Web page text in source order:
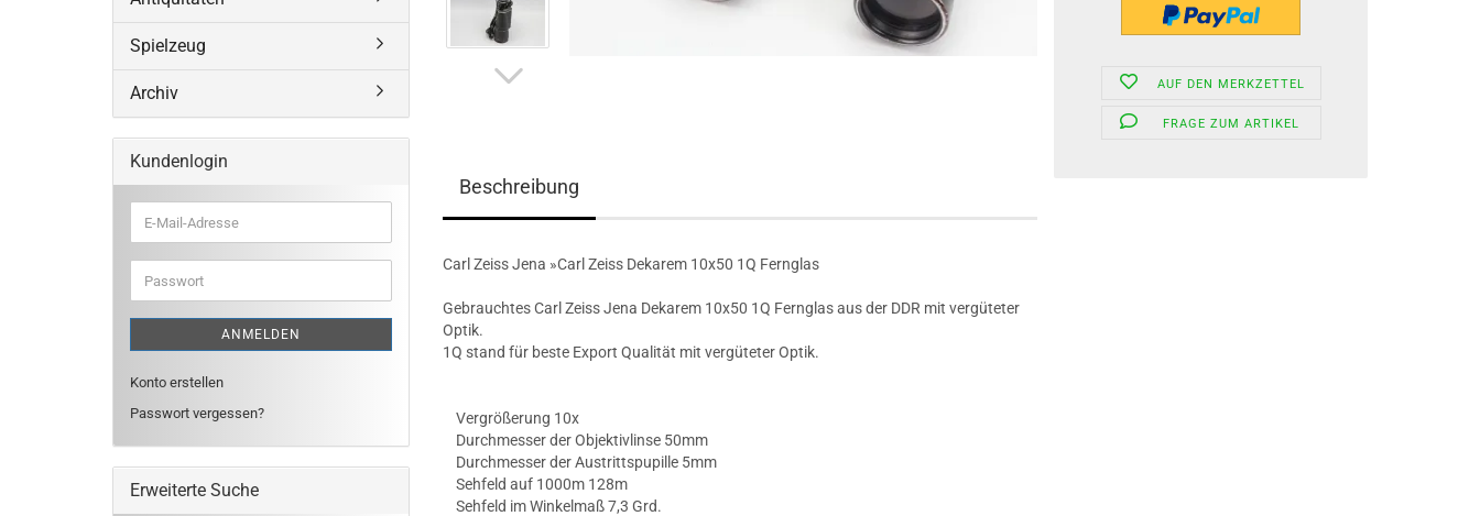
AUF DEN MERKZETTEL
FRAGE ZUM ARTIKEL
Beschreibung
Carl Zeiss Jena »Carl Zeiss Dekarem 10x50 1Q Fernglas
Gebrauchtes Carl Zeiss Jena Dekarem 10x50 1Q Fernglas aus der DDR mit vergüteter
Optik.
1Q stand für beste Export Qualität mit vergüteter Optik.
Vergrößerung 10x
Durchmesser der Objektivlinse 50mm
Durchmesser der Austrittspupille 5mm
Sehfeld auf 1000m 128m
Sehfeld im Winkelmaß 7,3 Grd.
Spielzeug
Archiv
Kundenlogin
E-
Mail-
Adresse
Passwort
ANMELDEN
Konto erstellen
Passwort vergessen?
Erweiterte Suche